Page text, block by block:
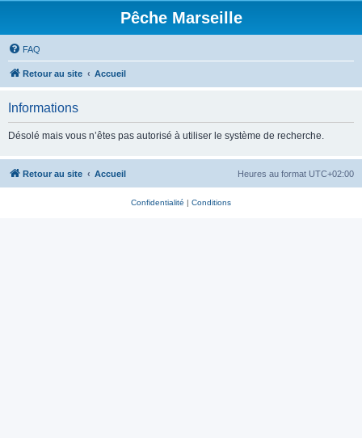
Pêche Marseille
FAQ
Retour au site Accueil
Informations
Désolé mais vous n’êtes pas autorisé à utiliser le système de recherche.
Retour au site Accueil Heures au format UTC+02:00
Confidentialité | Conditions